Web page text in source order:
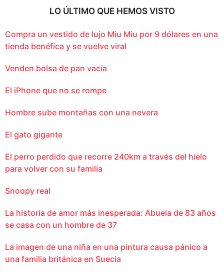
LO ÚLTIMO QUE HEMOS VISTO
Compra un vestido de lujo Miu Miu por 9 dólares en una
tienda benéfica y se vuelve viral
Venden bolsa de pan vacía
El iPhone que no se rompe
Hombre sube montañas con una nevera
El gato gigante
El perro perdido que recorre 240km a través del hielo
para volver con su familia
Snoopy real
La historia de amor más inesperada: Abuela de 83 años
se casa con un hombre de 37
La imagen de una niña en una pintura causa pánico a
una familia británica en Suecia